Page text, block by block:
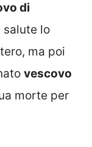
di
salute lo
ma poi
vescovo
morte per